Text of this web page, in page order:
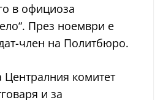
в официоза
През ноември е
член на Политбюро.
Централния комитет
и за